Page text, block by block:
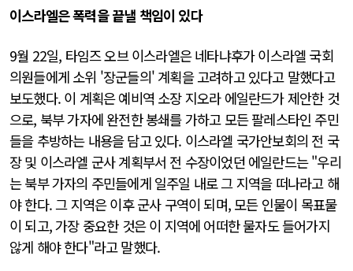
이스라엘은 폭력을 끝낼 책임이 있다
9월 22일, 타임즈 오브 이스라엘은 네타냐후가 이스라엘 국회
의원들에게 소위 '장군들의' 계획을 고려하고 있다고 말했다고
보도했다. 이 계획은 예비역 소장 지오라 에일란드가 제안한 것
으로, 북부 가자에 완전한 봉쇄를 가하고 모든 팔레스타인 주민
들을 추방하는 내용을 담고 있다. 이스라엘 국가안보회의 전 국
장 및 이스라엘 군사 계획부서 전 수장이었던 에일란드는 "우리
는 북부 가자의 주민들에게 일주일 내로 그 지역을 떠나라고 해
야 한다. 그 지역은 이후 군사 구역이 되며, 모든 인물이 목표물
이 되고, 가장 중요한 것은 이 지역에 어떠한 물자도 들어가지
않게 해야 한다"라고 말했다.